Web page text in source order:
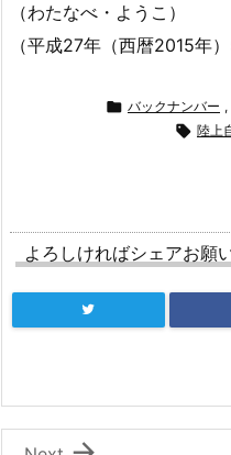
（わたなべ・ようこ）
（平成27年（西暦2015年
 バックナンバー ,
 陸上
よろしければシェアお願